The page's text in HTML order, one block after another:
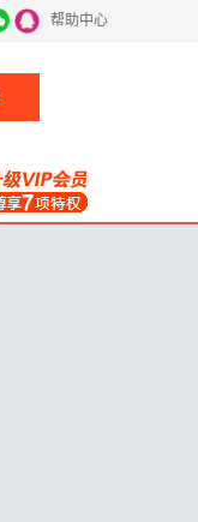
帮助中心